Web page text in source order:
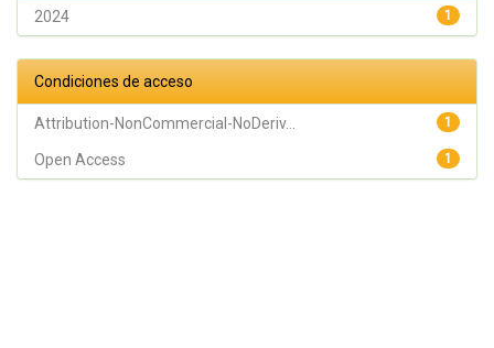
1
2024
Condiciones de acceso
1
Attribution-NonCommercial-NoDeriv...
1
Open Access